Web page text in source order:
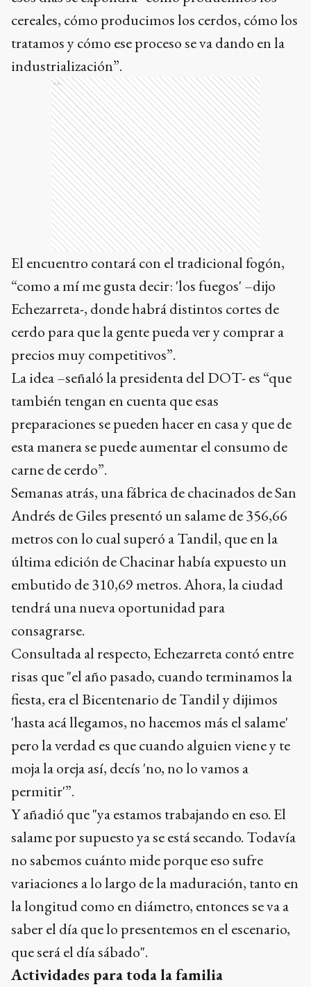
cereales, cómo producimos los cerdos, cómo los
tratamos y cómo ese proceso se va dando en la
industrialización”.
Ads
El encuentro contará con el tradicional fogón,
“como a mí me gusta decir: 'los fuegos' –dijo
Echezarreta-, donde habrá distintos cortes de
cerdo para que la gente pueda ver y comprar a
precios muy competitivos”.
La idea –señaló la presidenta del DOT- es “que
también tengan en cuenta que esas
preparaciones se pueden hacer en casa y que de
esta manera se puede aumentar el consumo de
carne de cerdo”.
Semanas atrás, una fábrica de chacinados de San
Andrés de Giles presentó un salame de 356,66
metros con lo cual superó a Tandil, que en la
última edición de Chacinar había expuesto un
embutido de 310,69 metros. Ahora, la ciudad
tendrá una nueva oportunidad para
consagrarse.
Consultada al respecto, Echezarreta contó entre
risas que "el año pasado, cuando terminamos la
fiesta, era el Bicentenario de Tandil y dijimos
'hasta acá llegamos, no hacemos más el salame'
pero la verdad es que cuando alguien viene y te
moja la oreja así, decís 'no, no lo vamos a
permitir'”.
Y añadió que "ya estamos trabajando en eso. El
salame por supuesto ya se está secando. Todavía
no sabemos cuánto mide porque eso sufre
variaciones a lo largo de la maduración, tanto en
la longitud como en diámetro, entonces se va a
saber el día que lo presentemos en el escenario,
que será el día sábado".
Actividades para toda la familia